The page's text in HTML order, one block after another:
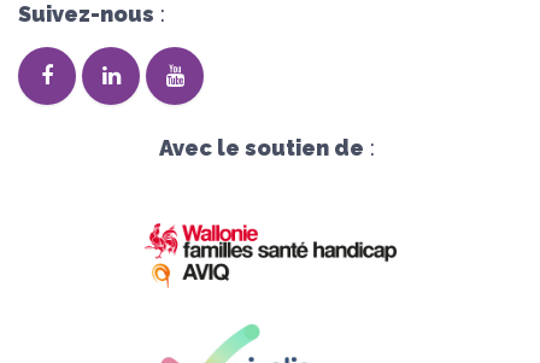
Suivez-nous :
Avec le soutien de :